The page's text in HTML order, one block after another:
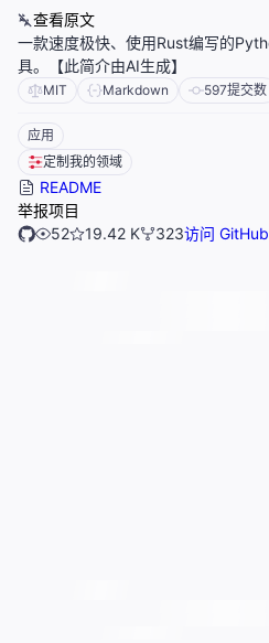
查看原文
一款速度极快、使用Rust编写的
具。【此简介由AI生成】
MIT Markdown 597提交数
应用
定制我的领域
README
举报项目
52
19.42 K 323访问 GitHub